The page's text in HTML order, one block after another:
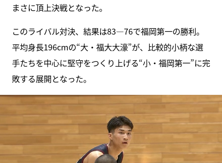
まさに頂上決戦となった。
このライバル対決、結果は83―76で福岡第一の勝利。
平均身長196cmの“大・福大大濠”が、比較的小柄な選
手たちを中心に堅守をつくり上げる“小・福岡第一”に完
敗する展開となった。